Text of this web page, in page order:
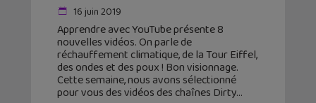
16 juin 2019
Apprendre avec YouTube présente 8
nouvelles vidéos. On parle de
réchauffement climatique, de la Tour Eiffel,
des ondes et des poux ! Bon visionnage.
Cette semaine, nous avons sélectionné
pour vous des vidéos des chaînes Dirty